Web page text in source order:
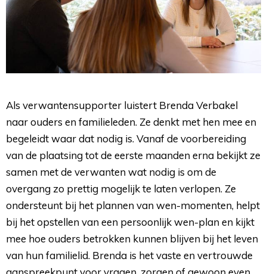
Als verwantensupporter luistert Brenda Verbakel
naar ouders en familieleden. Ze denkt met hen mee en
begeleidt waar dat nodig is. Vanaf de voorbereiding
van de plaatsing tot de eerste maanden erna bekijkt ze
samen met de verwanten wat nodig is om de
overgang zo prettig mogelijk te laten verlopen. Ze
ondersteunt bij het plannen van wen-momenten, helpt
bij het opstellen van een persoonlijk wen-plan en kijkt
mee hoe ouders betrokken kunnen blijven bij het leven
van hun familielid. Brenda is het vaste en vertrouwde